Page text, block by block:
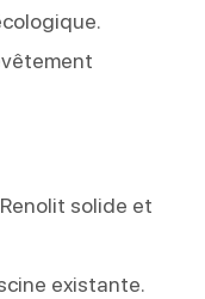
solide et
existante.